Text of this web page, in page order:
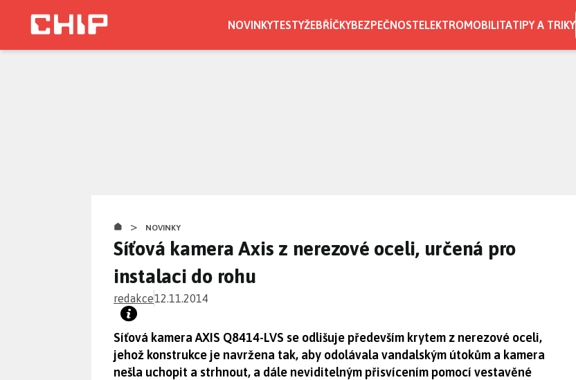
NOVINKYTESTYŽEBŘÍČKYBEZPEČNOSTELEKTROMOBILITATIPY A TRIKY
> NOVINKY
Síťová kamera Axis z nerezové oceli, určená pro
instalaci do rohu
redakce12.11.2014
Síťová kamera AXIS Q8414-LVS se odlišuje především krytem z nerezové oceli,
jehož konstrukce je navržena tak, aby odolávala vandalským útokům a kamera
nešla uchopit a strhnout, a dále neviditelným přisvícením pomocí vestavěné